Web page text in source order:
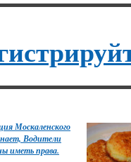
Москаленского
Водители
иметь права.